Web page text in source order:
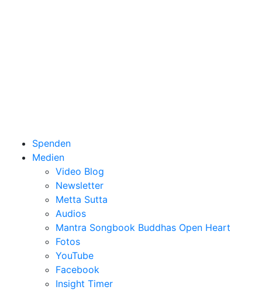
Spenden
Medien
Video Blog
Newsletter
Metta Sutta
Audios
Mantra Songbook Buddhas Open Heart
Fotos
YouTube
Facebook
Insight Timer